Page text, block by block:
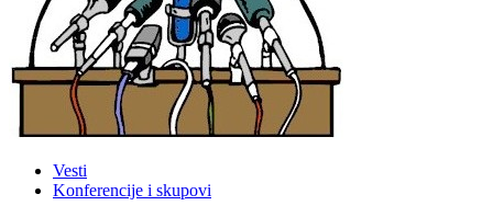
Vesti
Konferencije i skupovi